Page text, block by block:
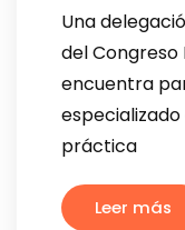
Una
del Congreso
encuentra
práctica
Leer más